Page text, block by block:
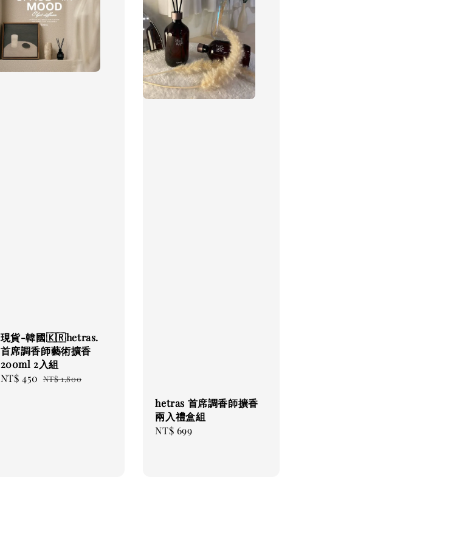
現貨-韓國🇰🇷hetras.
首席調香師藝術擴香
200ml 2入組
Sale
NT$ 450 Regular
NT$ 1,800
hetras 首席調香師擴香
兩入禮盒組
Regular
NT$ 699